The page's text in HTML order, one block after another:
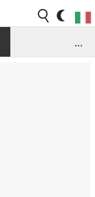
...